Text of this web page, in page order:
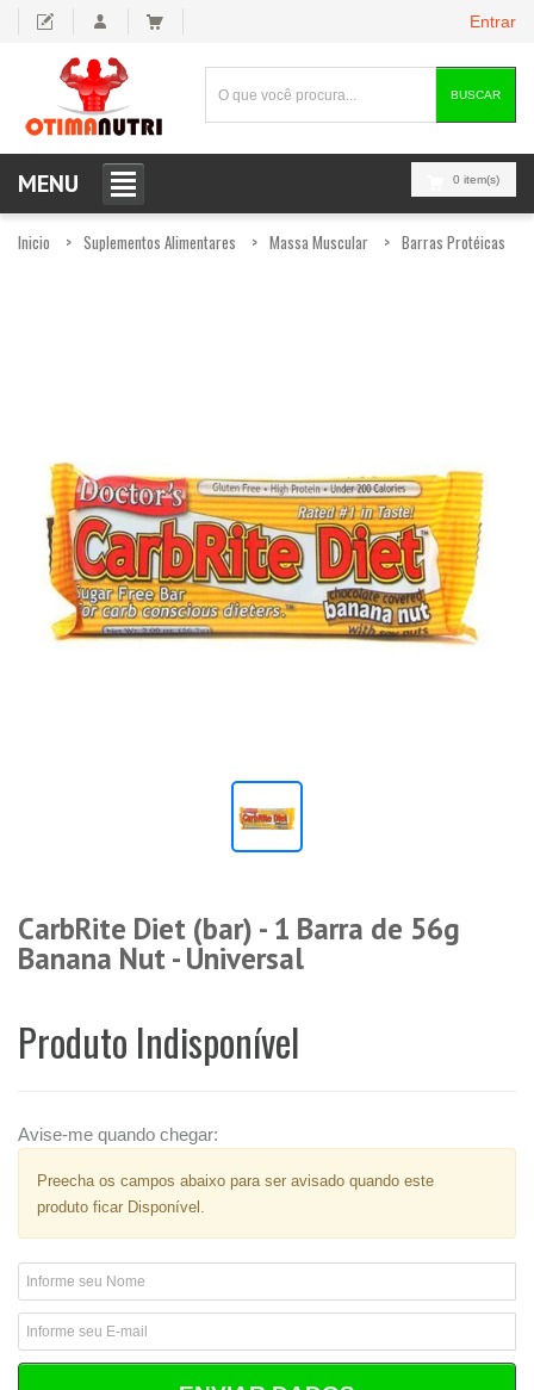
Entrar
BUSCAR
0 item(s)
MENU
Inicio Suplementos Alimentares Massa Muscular Barras Protéicas
CarbRite Diet (bar) - 1 Barra de 56g
Banana Nut - Universal
Produto Indisponível
Avise-me quando chegar:
Preecha os campos abaixo para ser avisado quando este
produto ficar Disponível.